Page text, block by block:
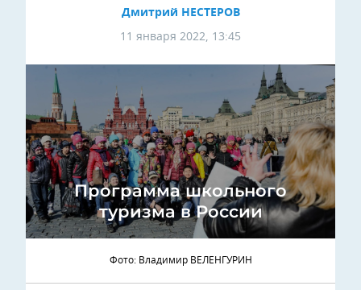
Дмитрий НЕСТЕРОВ
11 января 2022, 13:45
Программа школьного
туризма в России
Фото: Владимир ВЕЛЕНГУРИН